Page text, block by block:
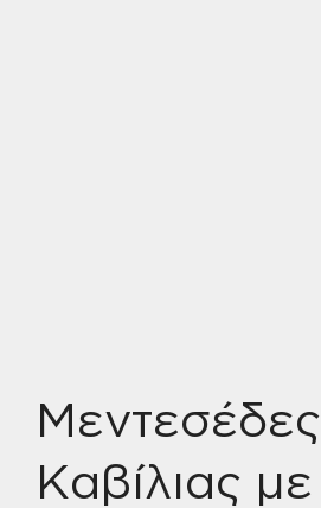
Μεντεσέδες
Καβίλιας με